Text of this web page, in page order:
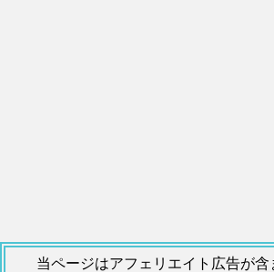
当ページはアフェリエイト広告が含